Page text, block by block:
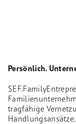
Persönlich.
tragfähige
Handlungsansätze.